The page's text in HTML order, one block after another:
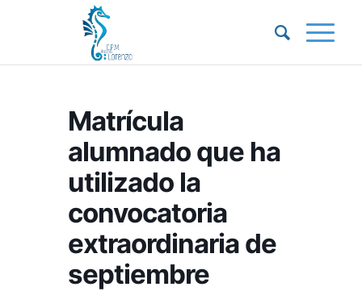
Matrícula
alumnado que ha
utilizado la
convocatoria
extraordinaria de
septiembre